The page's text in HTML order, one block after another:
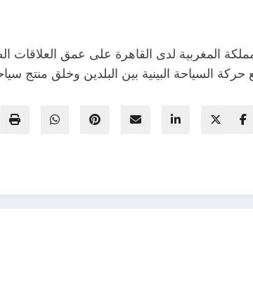
المغربية لدى القاهرة على عمق
السياحة البينية بين البلدين وخلق منتج